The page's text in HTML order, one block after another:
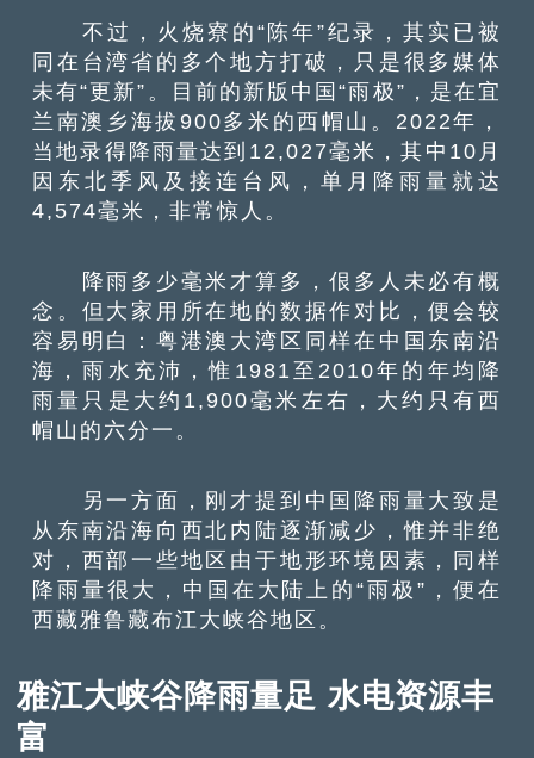
不过，火烧寮的“陈年”纪录，其实已被
同在台湾省的多个地方打破，只是很多媒体
未有“更新”。目前的新版中国“雨极”，是在宜
兰南澳乡海拔900多米的西帽山。2022年，
当地录得降雨量达到12,027毫米，其中10月
因东北季风及接连台风，单月降雨量就达
4,574毫米，非常惊人。
降雨多少毫米才算多，佷多人未必有概
念。但大家用所在地的数据作对比，便会较
容易明白：粤港澳大湾区同样在中国东南沿
海，雨水充沛，惟1981至2010年的年均降
雨量只是大约1,900毫米左右，大约只有西
帽山的六分一。
另一方面，刚才提到中国降雨量大致是
从东南沿海向西北内陆逐渐减少，惟并非绝
对，西部一些地区由于地形环境因素，同样
降雨量很大，中国在大陆上的“雨极”，便在
西藏雅鲁藏布江大峡谷地区。
雅江大峡谷降雨量足 水电资源丰
富